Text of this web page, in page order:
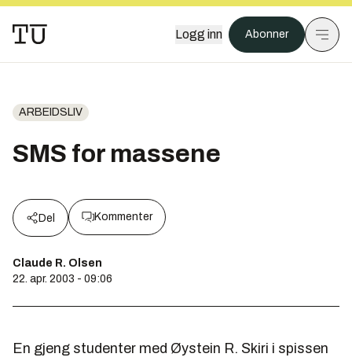
Logg inn Abonner
ARBEIDSLIV
SMS for massene
Del Kommenter
Claude R. Olsen
22. apr. 2003 - 09:06
En gjeng studenter med Øystein R. Skiri i spissen